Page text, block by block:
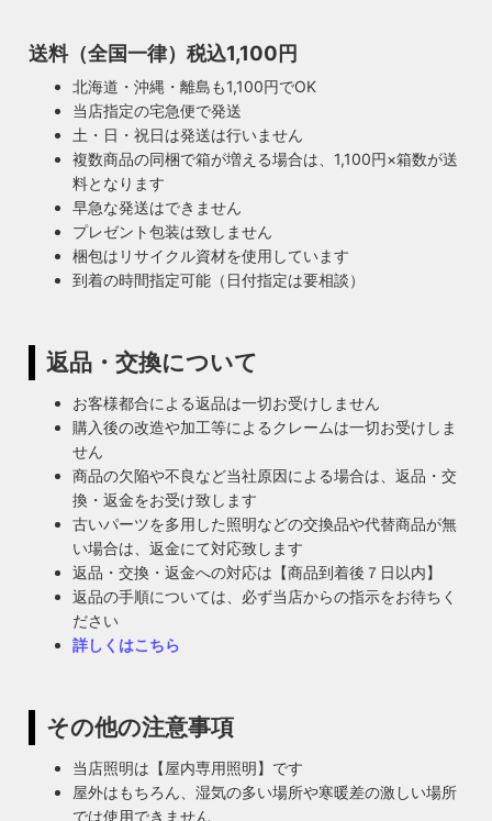
送料（全国一律）税込1,100円
北海道・沖縄・離島も1,100円でOK
当店指定の宅急便で発送
土・日・祝日は発送は行いません
複数商品の同梱で箱が増える場合は、1,100円×箱数が送
料となります
早急な発送はできません
プレゼント包装は致しません
梱包はリサイクル資材を使用しています
到着の時間指定可能（日付指定は要相談）
返品・交換について
お客様都合による返品は一切お受けしません
購入後の改造や加工等によるクレームは一切お受けしま
せん
商品の欠陥や不良など当社原因による場合は、返品・交
換・返金をお受け致します
古いパーツを多用した照明などの交換品や代替商品が無
い場合は、返金にて対応致します
返品・交換・返金への対応は【商品到着後７日以内】
返品の手順については、必ず当店からの指示をお待ちく
ださい
詳しくはこちら
その他の注意事項
当店照明は【屋内専用照明】です
屋外はもちろん、湿気の多い場所や寒暖差の激しい場所
では使用できません